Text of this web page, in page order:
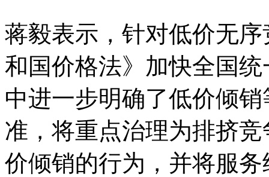
蒋毅表示，针对低价无
和国价格法》加快全国
中进一步明确了低价倾
准，将重点治理为排挤
价倾销的行为，并将服